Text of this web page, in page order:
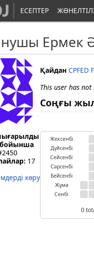
ЕСЕПТЕР
Ермек
17
көру
Қайдан CPFED
This user has
Соңғы
Жексенбі
Дүйсенбі
Сейсенбі
Сәрсенбі
Бейсенбі
Жұма
Сенбі
0